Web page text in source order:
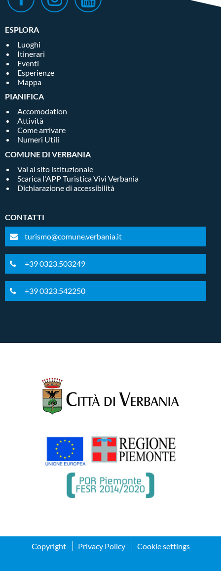
ESPLORA
Luoghi
Itinerari
Eventi
Esperienze
Mappa
PIANIFICA
Accomodation
Attività
Come arrivare
Numeri Utili
COMUNE DI VERBANIA
Vai al sito istituzionale
Scarica l'APP Turistica Vivi Verbania
Dichiarazione di accessibilità
CONTATTI
turismo@comune.verbania.it
+39 0323.503249
+39 0323.542250
Copyright Privacy Policy Cookie settings